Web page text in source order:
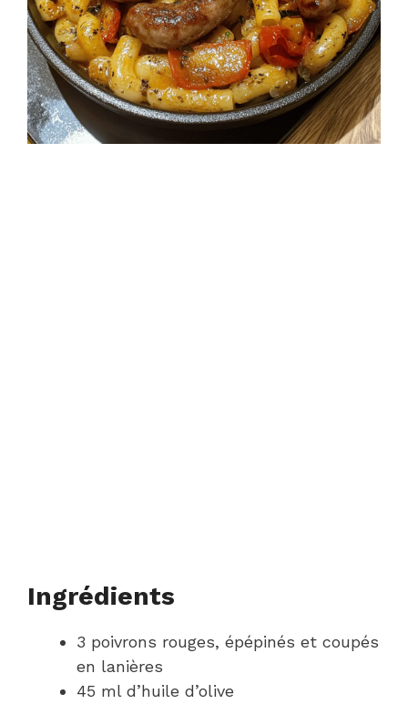
Ingrédients
3 poivrons rouges, épépinés et coupés
en lanières
45 ml d’huile d’olive